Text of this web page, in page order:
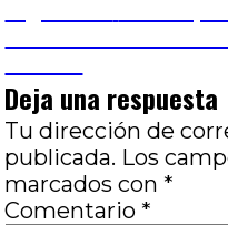
entradas
Deja una respuesta
Tu dirección de
publicada. Los
marcados con *
Comentario *